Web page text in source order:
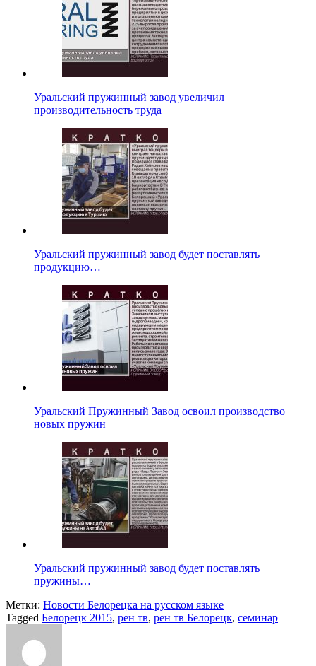
Уральский пружинный завод увеличил
производительность труда
Уральский пружинный завод будет поставлять
продукцию…
Уральский Пружинный Завод освоил производство
новых пружин
Уральский пружинный завод будет поставлять
пружины…
Метки: Новости Белорецка на русском языке
Tagged Белорецк 2015, рен тв, рен тв Белорецк, семинар